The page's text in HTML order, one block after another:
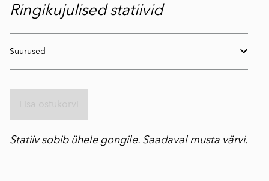
Ringikujulised statiivid
Suurused
Statiiv sobib ühele gongile. Saadaval musta värvi.